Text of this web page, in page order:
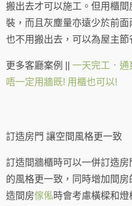
搬出去才可以施工。但用櫃
裝，而且灰塵量亦遠少於前
也不用搬出去，可以為屋主
更多客廳案例 || 一天完工．通
唔一定用牆既! 用櫃也可以!
訂造房門 讓空間風格更一致
訂造間牆櫃時可以一併訂造
的風格更一致，同時增加間
造間房傢俬時會考慮橫樑和